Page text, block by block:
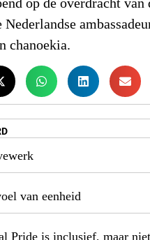
op de overdracht van
chanoekia.
van eenheid
Pride is inclusief, maar